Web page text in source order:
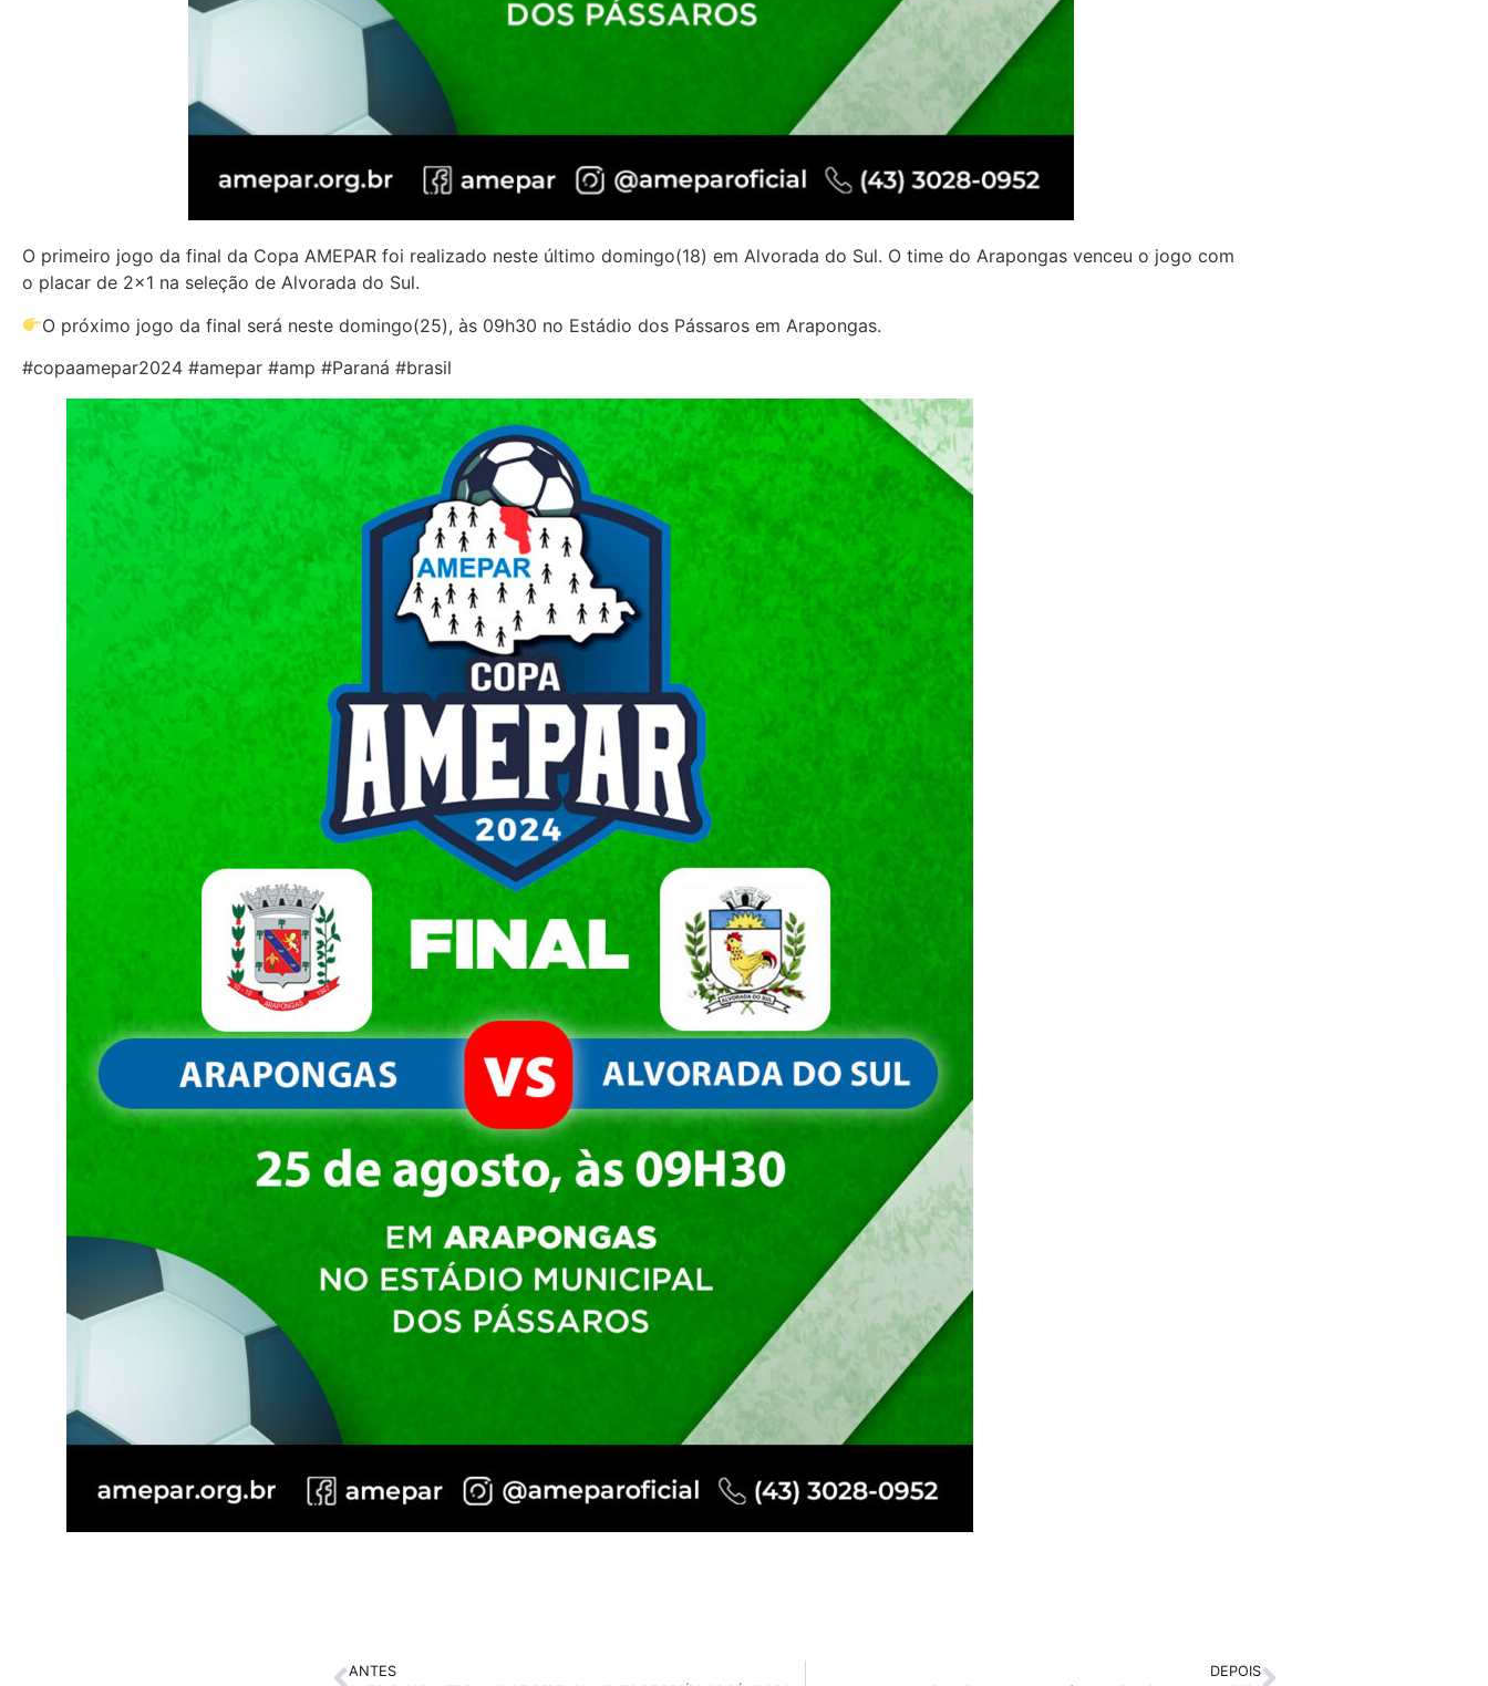
O primeiro jogo da final da Copa AMEPAR foi realizado neste último domingo(18) em Alvorada do Sul. O time do Arapongas venceu o jogo com
o placar de 2×1 na seleção de Alvorada do Sul.
O próximo jogo da final será neste domingo(25), às 09h30 no Estádio dos Pássaros em Arapongas.
#copaamepar2024 #amepar #amp #Paraná #brasil
ANTES DEPOIS